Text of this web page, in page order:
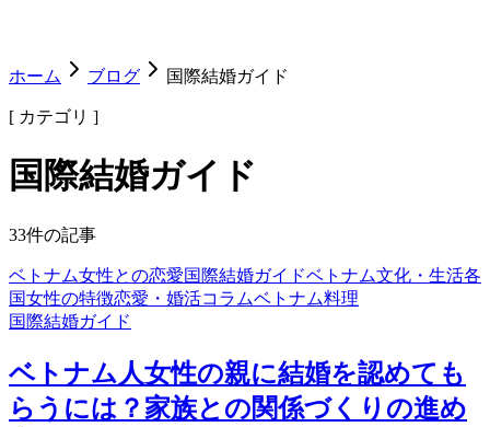
ホーム ブログ 国際結婚ガイド
[ カテゴリ ]
国際結婚ガイド
33件の記事
ベトナム女性との恋愛国際結婚ガイドベトナム文化・生活各
国女性の特徴恋愛・婚活コラムベトナム料理
国際結婚ガイド
ベトナム人女性の親に結婚を認めても
らうには？家族との関係づくりの進め